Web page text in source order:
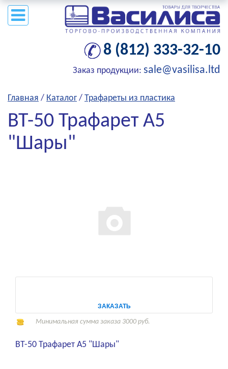
8 (812) 333-32-10
Заказ продукции: sale@vasilisa.ltd
Главная / Каталог / Трафареты из пластика
ВТ-50 Трафарет А5
"Шары"
ЗАКАЗАТЬ
Минимальная сумма заказа 3000 руб.
ВТ-50 Трафарет А5 "Шары"